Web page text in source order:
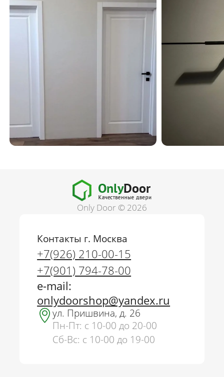
Only Door © 2026
Контакты г. Москва
+7(926) 210-00-15
+7(901) 794-78-00
e-mail:
onlydoorshop@yandex.ru
ул. Пришвина, д. 26
Пн-Пт: с 10-00 до 20-00
Сб-Вс: с 10-00 до 19-00